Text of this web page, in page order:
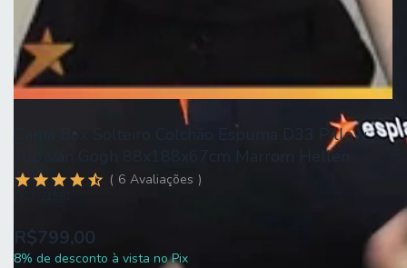
Cama Box Solteiro Colchão Espuma D33 Pillow
Top Van Gogh 88x188x67cm Marrom Hellen
6 Avaliações
R$799,00
8% de desconto à vista no Pix